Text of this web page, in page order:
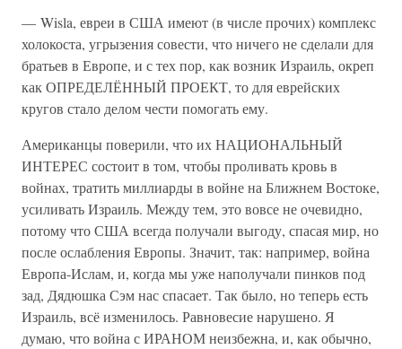
— Wisla, евреи в США имеют (в числе прочих) комплекс
холокоста, угрызения совести, что ничего не сделали для
братьев в Европе, и с тех пор, как возник Израиль, окреп
как ОПРЕДЕЛЁННЫЙ ПРОЕКТ, то для еврейских
кругов стало делом чести помогать ему.
Американцы поверили, что их НАЦИОНАЛЬНЫЙ
ИНТЕРЕС состоит в том, чтобы проливать кровь в
войнах, тратить миллиарды в войне на Ближнем Востоке,
усиливать Израиль. Между тем, это вовсе не очевидно,
потому что США всегда получали выгоду, спасая мир, но
после ослабления Европы. Значит, так: например, война
Европа-Ислам, и, когда мы уже наполучали пинков под
зад, Дядюшка Сэм нас спасает. Так было, но теперь есть
Израиль, всё изменилось. Равновесие нарушено. Я
думаю, что война с ИРАНОМ неизбежна, и, как обычно,